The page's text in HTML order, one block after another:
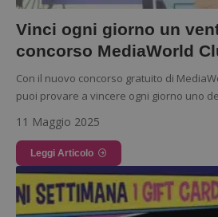
Vinci ogni giorno un
concorso MediaWorld
Con il nuovo concorso gratuito di
puoi provare a vincere ogni giorno uno
11 Maggio 2025
Leggi Articolo